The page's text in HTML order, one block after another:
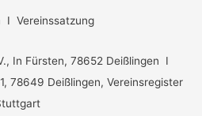
I Vereinssatzung
In Fürsten, 78652 Deißlingen I
78649 Deißlingen, Vereinsregister